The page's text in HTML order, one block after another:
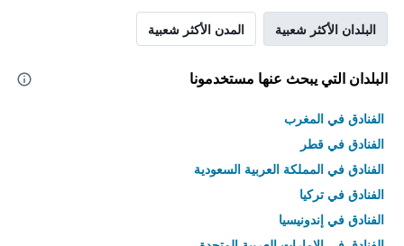
البلدان الأكثر شعبية المدن الأكثر شعبية
البلدان التي يبحث عنها مستخدمونا
الفنادق في المغرب
الفنادق في قطر
الفنادق في المملكة العربية السعودية
الفنادق في تركيا
الفنادق في إندونيسيا